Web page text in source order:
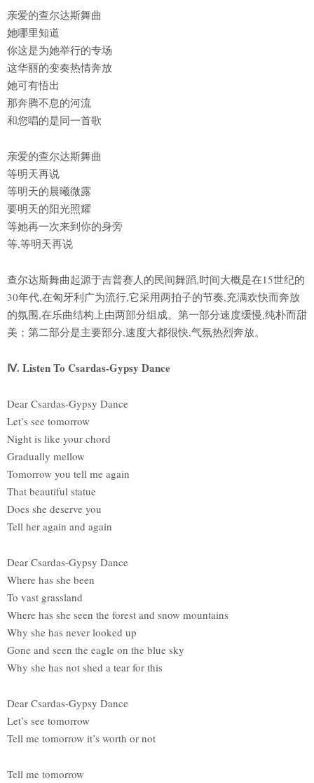
亲爱的查尔达斯舞曲
她哪里知道
你这是为她举行的专场
这华丽的变奏热情奔放
她可有悟出
那奔腾不息的河流
和您唱的是同一首歌
亲爱的查尔达斯舞曲
等明天再说
等明天的晨曦微露
要明天的阳光照耀
等她再一次来到你的身旁
等,等明天再说
查尔达斯舞曲起源于吉普赛人的民间舞蹈,时间大概是在15世纪的
30年代,在匈牙利广为流行,它采用两拍子的节奏,充满欢快而奔放
的氛围,在乐曲结构上由两部分组成。第一部分速度缓慢,纯朴而甜
美；第二部分是主要部分,速度大都很快,气氛热烈奔放。
Ⅳ. Listen To Csardas-Gypsy Dance
Dear Csardas-Gypsy Dance
Let’s see tomorrow
Night is like your chord
Gradually mellow
Tomorrow you tell me again
That beautiful statue
Does she deserve you
Tell her again and again
Dear Csardas-Gypsy Dance
Where has she been
To vast grassland
Where has she seen the forest and snow mountains
Why she has never looked up
Gone and seen the eagle on the blue sky
Why she has not shed a tear for this
Dear Csardas-Gypsy Dance
Let’s see tomorrow
Tell me tomorrow it’s worth or not
Tell me tomorrow